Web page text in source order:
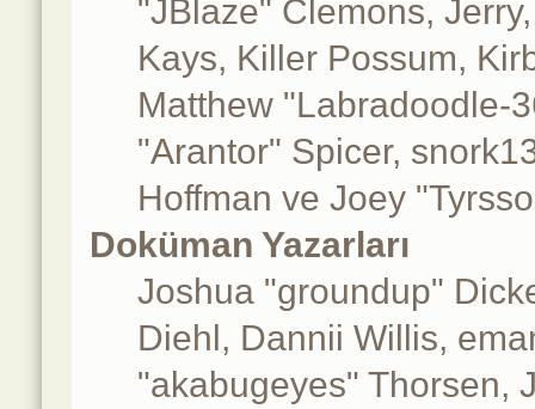
"JBlaze" Clemons,
Kays, Killer Possum,
Matthew "Labradoodle-
"Arantor" Spicer,
Hoffman ve Joey
Doküman Yazarları
Joshua "groundup"
Diehl, Dannii Willis,
"akabugeyes" Thorsen,